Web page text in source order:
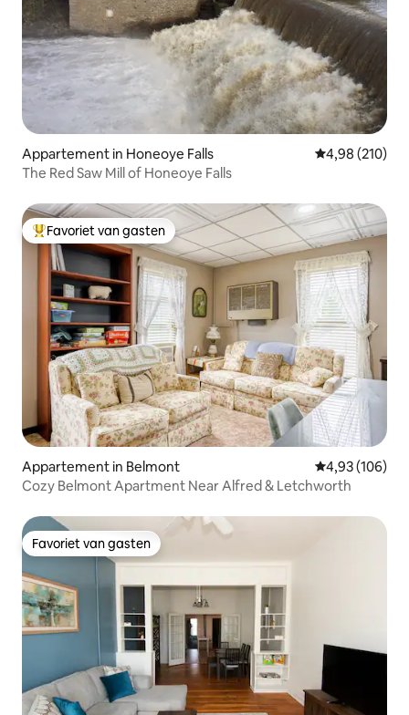
Appartement in Honeoye Falls Gemiddelde
4,98 (210)
The Red Saw Mill of Honeoye Falls
Topfavoriet van gasten
Favoriet van gasten
Appartement in Belmont Gemiddelde
4,93 (106)
Cozy Belmont Apartment Near Alfred & Letchworth
Favoriet van gasten
Favoriet van gasten